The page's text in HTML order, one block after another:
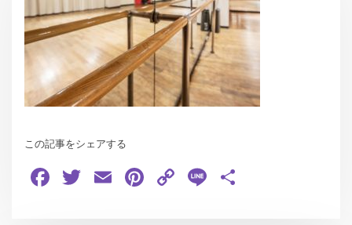
この記事をシェアする
Facebook
Twitter
EmailPinterest
Copy
Line